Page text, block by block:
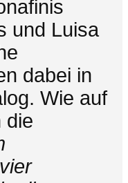
und Luisa
dabei in
Wie auf
die